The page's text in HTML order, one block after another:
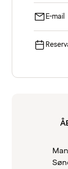
E-mail